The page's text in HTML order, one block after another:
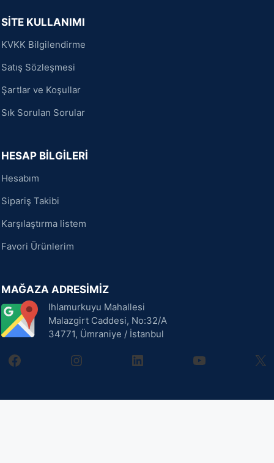
SİTE KULLANIMI
KVKK Bilgilendirme
Satış Sözleşmesi
Şartlar ve Koşullar
Sık Sorulan Sorular
HESAP BİLGİLERİ
Hesabım
Sipariş Takibi
Karşılaştırma listem
Favori Ürünlerim
MAĞAZA ADRESİMİZ
Ihlamurkuyu Mahallesi
Malazgirt Caddesi, No:32/A
34771, Ümraniye / İstanbul
facebookinstagramlinkedin youtube X